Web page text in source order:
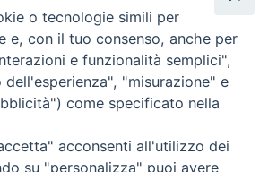
sociali
– 70056 Molfetta (BA)
o tecnologie simili per
e, con il tuo consenso, anche per
e funzionalità semplici",
"misurazione" e
come specificato nella
acconsenti all'utilizzo dei
su "personalizza" puoi avere